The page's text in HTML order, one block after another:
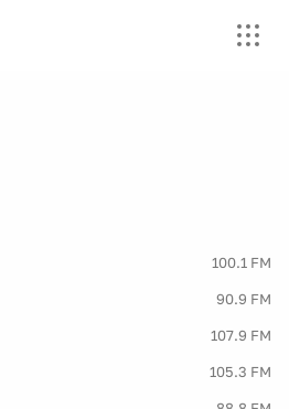
100.1 FM
90.9 FM
107.9 FM
105.3 FM